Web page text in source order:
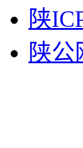
陕
陕公